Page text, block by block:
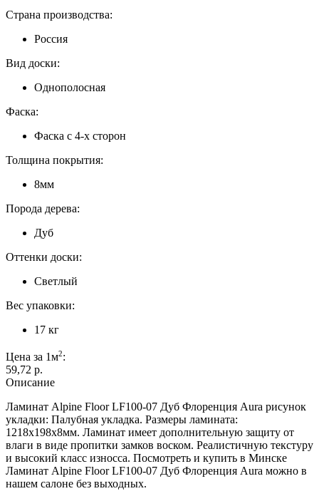
Страна производства:
Россия
Вид доски:
Однополосная
Фаска:
Фаска с 4-х сторон
Толщина покрытия:
8мм
Порода дерева:
Дуб
Оттенки доски:
Светлый
Вес упаковки:
17 кг
Цена за 1м2:
59,72 p.
Описание
Ламинат Alpine Floor LF100-07 Дуб Флоренция Aura рисунок
укладки: Палубная укладка. Размеры ламината:
1218х198х8мм. Ламинат имеет дополнительную защиту от
влаги в виде пропитки замков воском. Реалистичную текстуру
и высокий класс износса. Посмотреть и купить в Минске
Ламинат Alpine Floor LF100-07 Дуб Флоренция Aura можно в
нашем салоне без выходных.